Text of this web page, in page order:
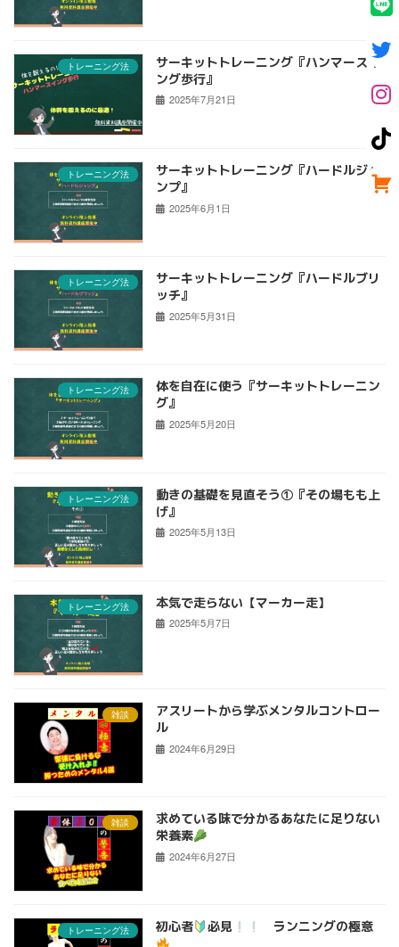
トレーニング法
サーキットトレーニング『ハンマースイ
ング歩行』
2025年7月21日
トレーニング法
サーキットトレーニング『ハードルジャ
ンプ』
2025年6月1日
トレーニング法
サーキットトレーニング『ハードルブリ
ッチ』
2025年5月31日
トレーニング法
体を自在に使う『サーキットトレーニン
グ』
2025年5月20日
トレーニング法
動きの基礎を見直そう①『その場もも上
げ』
2025年5月13日
トレーニング法 本気で走らない【マーカー走】
2025年5月7日
雑談
アスリートから学ぶメンタルコントロー
ル
2024年6月29日
雑談
求めている味で分かるあなたに足りない
栄養素
2024年6月27日
トレーニング法 初心者 必見 ランニングの極意